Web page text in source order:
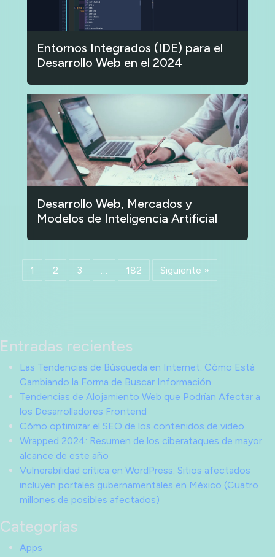
Entornos Integrados (IDE) para el
Desarrollo Web en el 2024
Desarrollo Web, Mercados y
Modelos de Inteligencia Artificial
1 2 3 … 182 Siguiente »
Entradas recientes
Las Tendencias de Búsqueda en Internet: Cómo Está
Cambiando la Forma de Buscar Información
Tendencias de Alojamiento Web que Podrían Afectar a
los Desarrolladores Frontend
Cómo optimizar el SEO de los contenidos de video
Wrapped 2024: Resumen de los ciberataques de mayor
alcance de este año
Vulnerabilidad crítica en WordPress. Sitios afectados
incluyen portales gubernamentales en México (Cuatro
millones de posibles afectados)
Categorías
Apps